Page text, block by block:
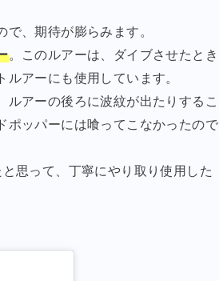
、期待が膨らみます。
。このルアーは、ダイブさせたとき
アーにも使用しています。
アーの後ろに波紋が出たりするこ
ポッパーには喰ってこなかったので
思って、丁寧にやり取り使用した